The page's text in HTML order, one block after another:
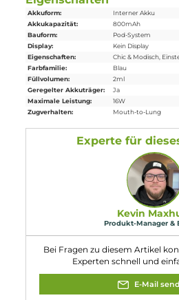
8. Welche
integriert?
Das Kit verfügt über eine 10-
relevanteSchutzschaltungen
des Benutzers gewährleisten.
9. Welche Farbvarianten sind
Das Wenax M1 Kit ist in 8
es jedem Benutzer ermöglicht,
persönlichen Stil und Vorlieben
10. Für wen ist das GeekVape -
geeignet?
Das Wenax M1 Kit eignet sich